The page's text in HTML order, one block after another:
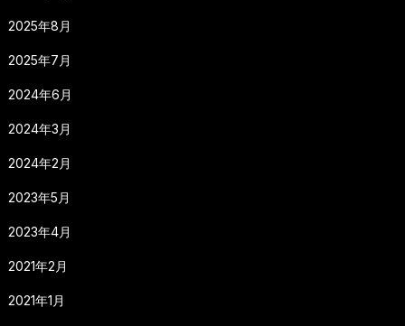
2025年8月
2025年7月
2024年6月
2024年3月
2024年2月
2023年5月
2023年4月
2021年2月
2021年1月